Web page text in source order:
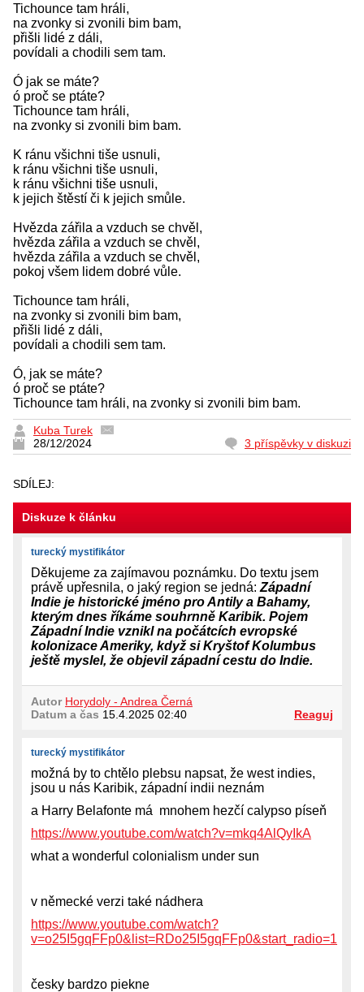
Tichounce tam hráli,
na zvonky si zvonili bim bam,
přišli lidé z dáli,
povídali a chodili sem tam.
Ó jak se máte?
ó proč se ptáte?
Tichounce tam hráli,
na zvonky si zvonili bim bam.
K ránu všichni tiše usnuli,
k ránu všichni tiše usnuli,
k ránu všichni tiše usnuli,
k jejich štěstí či k jejich smůle.
Hvězda zářila a vzduch se chvěl,
hvězda zářila a vzduch se chvěl,
hvězda zářila a vzduch se chvěl,
pokoj všem lidem dobré vůle.
Tichounce tam hráli,
na zvonky si zvonili bim bam,
přišli lidé z dáli,
povídali a chodili sem tam.
Ó, jak se máte?
ó proč se ptáte?
Tichounce tam hráli, na zvonky si zvonili bim bam.
Kuba Turek
28/12/2024
3 příspěvky v diskuzi
SDÍLEJ:
Diskuze k článku
turecký mystifikátor
Děkujeme za zajímavou poznámku. Do textu jsem
právě upřesnila, o jaký region se jedná: Západní
Indie je historické jméno pro Antily a Bahamy,
kterým dnes říkáme souhrnně Karibik. Pojem
Západní Indie vznikl na počátcích evropské
kolonizace Ameriky, když si Kryštof Kolumbus
ještě myslel, že objevil západní cestu do Indie.
Autor Horydoly - Andrea Černá
Datum a čas 15.4.2025 02:40 Reaguj
turecký mystifikátor
možná by to chtělo plebsu napsat, že west indies,
jsou u nás Karibik, západní indii neznám
a Harry Belafonte má mnohem hezčí calypso píseň
https://www.youtube.com/watch?v=mkq4AlQyIkA
what a wonderful colonialism under sun
v německé verzi také nádhera
https://www.youtube.com/watch?
v=o25I5gqFFp0&list=RDo25I5gqFFp0&start_radio=1
česky bardzo piekne